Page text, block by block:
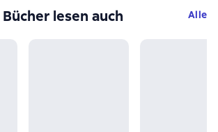
lesen auch Alle